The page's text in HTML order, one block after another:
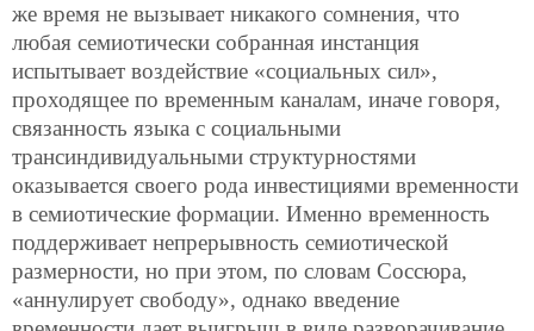
же время не вызывает никакого сомнения, что
любая семиотически собранная инстанция
испытывает воздействие «социальных сил»,
проходящее по временным каналам, иначе говоря,
связанность языка с социальными
трансиндивидуальными структурностями
оказывается своего рода инвестициями временности
в семиотические формации. Именно временность
поддерживает непрерывность семиотической
размерности, но при этом, по словам Соссюра,
«аннулирует свободу», однако введение